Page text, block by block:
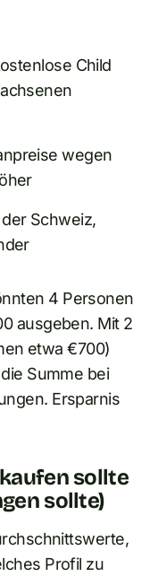
Child
wegen
Schweiz,
4 Personen
ausgeben. Mit 2
etwa €700)
Summe bei
Ersparnis
sollte
sollte)
Profil zu